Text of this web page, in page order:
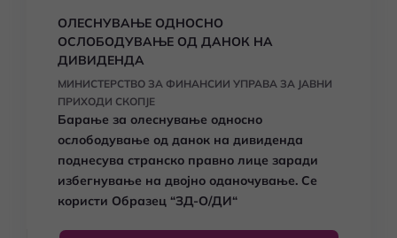
ОЛЕСНУВАЊЕ ОДНОСНО
ОСЛОБОДУВАЊЕ ОД ДАНОК НА
ДИВИДЕНДА
МИНИСТЕРСТВО ЗА ФИНАНСИИ УПРАВА ЗА ЈАВНИ
ПРИХОДИ СКОПЈЕ
Барање за олеснување односно
ослободување од данок на дивиденда
поднесува странско правно лице заради
избегнување на двојно оданочување. Се
користи Образец “ЗД-О/ДИ“